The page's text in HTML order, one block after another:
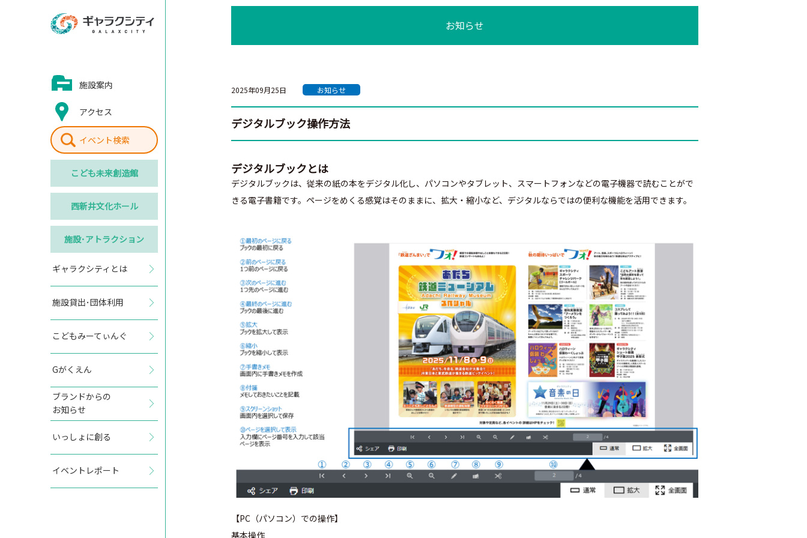
施設案内
アクセス
イベント検索
こども未来創造館
西新井文化ホール
施設･アトラクション
ギャラクシティとは
施設貸出･団体利用
こどもみーてぃんぐ
Gがくえん
ブランドからの
お知らせ
いっしょに創る
イベントレポート
お知らせ
2025年09月25日 お知らせ
デジタルブック操作方法
デジタルブックとは
デジタルブックは、従来の紙の本をデジタル化し、パソコンやタブレット、スマートフォンなどの電子機器で読むことがで
きる電子書籍です。ページをめくる感覚はそのままに、拡大・縮小など、デジタルならではの便利な機能を活用できます。
【PC（パソコン）での操作】
基本操作